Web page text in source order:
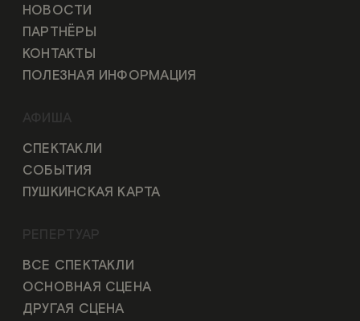
НОВОСТИ
ПАРТНЁРЫ
КОНТАКТЫ
ПОЛЕЗНАЯ ИНФОРМАЦИЯ
АФИША
СПЕКТАКЛИ
СОБЫТИЯ
ПУШКИНСКАЯ КАРТА
РЕПЕРТУАР
ВСЕ СПЕКТАКЛИ
ОСНОВНАЯ СЦЕНА
ДРУГАЯ СЦЕНА